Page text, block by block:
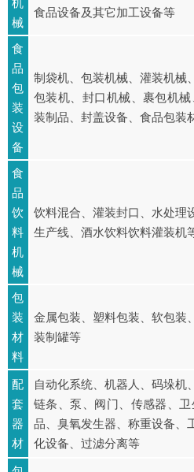
机
械
食品设备及其它加工设备等
食
品
包
装
设
备
制袋机、包装机械、灌装机械
包装机、封口机械、裹包机
装制品、封盖设备、食品包装
食
品
饮
料
机
械
饮料混合、灌装封口、水处理
生产线、酒水饮料饮料灌装机
包
装
材
料
金属包装、塑料包装、软包装
装制罐等
配
套
器
材
自动化系统、机器人、码垛机
链条、泵、阀门、传感器、
品、臭氧发生器、称重设备、
化设备、过滤分离等